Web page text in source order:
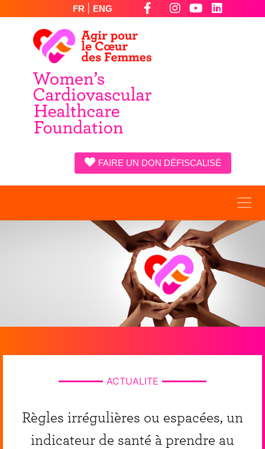
FR ENG
FAIRE UN DON DÉFISCALISÉ
ACTUALITE
Règles irrégulières ou espacées, un
indicateur de santé à prendre au